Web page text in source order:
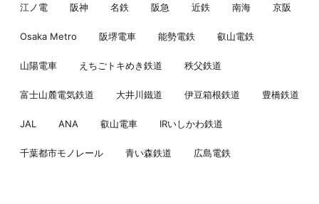
江ノ電 阪神 名鉄 阪急 近鉄 南海 京阪
Osaka Metro 阪堺電車 能勢電鉄 叡山電鉄
山陽電車 えちごトキめき鉄道 秩父鉄道
富士山麓電気鉄道 大井川鐵道 伊豆箱根鉄道 豊橋鉄道
JAL ANA 叡山電車 IRいしかわ鉄道
千葉都市モノレール 青い森鉄道 広島電鉄